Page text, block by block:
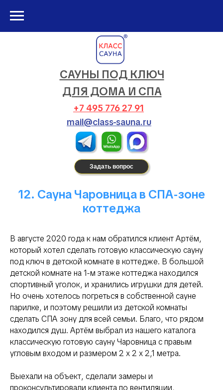
САУНЫ ПОД КЛЮЧ
ДЛЯ ДОМА И СПА
+7 495 776 27 91
mail@class-sauna.ru
Задать вопрос
12. Сауна Чаровница в СПА-зоне
коттеджа
В августе 2020 года к нам обратился клиент Артём,
который хотел сделать готовую классическую сауну
под ключ в детской комнате в коттедже. В большой
детской комнате на 1-м этаже коттеджа находился
спортивный уголок, и хранились игрушки для детей.
Но очень хотелось погреться в собственной сауне
парилке, и поэтому решили из детской комнаты
сделать СПА зону для всей семьи. Благо, что рядом
находился душ. Артём выбрал из нашего каталога
классическую готовую сауну Чаровница с правым
угловым входом и размером 2 х 2 х 2,1 метра.
Выехали на объект, сделали замеры и
проконсультировали клиента по вентиляции,